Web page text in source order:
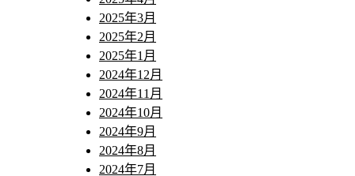
2025年3月
2025年2月
2025年1月
2024年12月
2024年11月
2024年10月
2024年9月
2024年8月
2024年7月